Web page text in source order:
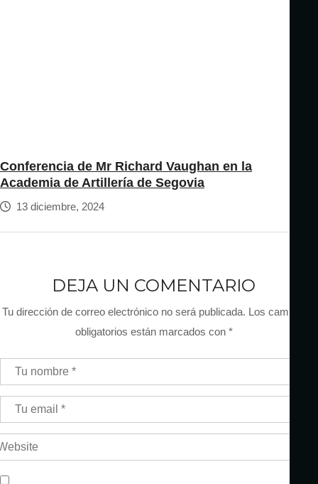
Conferencia de Mr Richard Vaughan en la
Academia de Artillería de Segovia
13 diciembre, 2024
DEJA UN COMENTARIO
Tu dirección de correo electrónico no será publicada. Los campos
obligatorios están marcados con *